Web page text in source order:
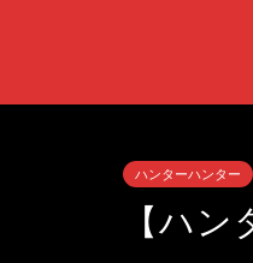
ハンターハンター
【ハ